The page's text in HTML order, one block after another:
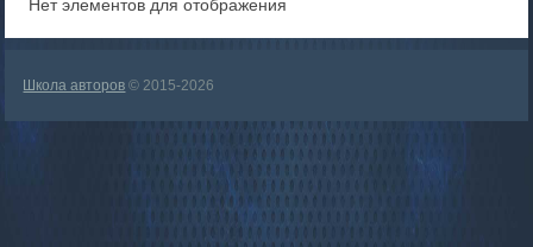
Нет элементов для отображения
Школа авторов © 2015-2026